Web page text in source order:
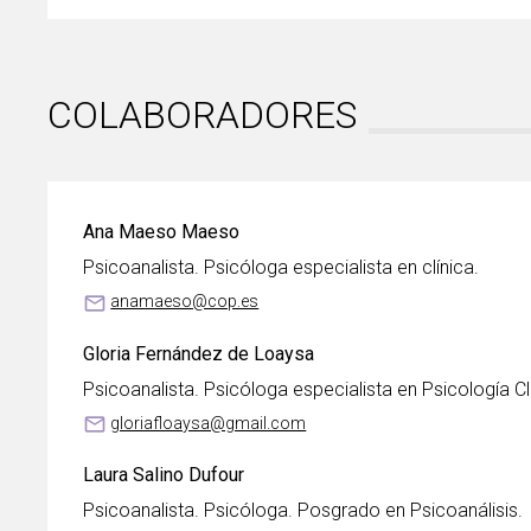
COLABORADORES
Ana Maeso Maeso
Psicoanalista. Psicóloga especialista en clínica.
mail_outline anamaeso@cop.es
Gloria Fernández de Loaysa
Psicoanalista. Psicóloga especialista en Psicología
mail_outline gloriafloaysa@gmail.com
Laura Salino Dufour
Psicoanalista. Psicóloga. Posgrado en Psicoanálisis.